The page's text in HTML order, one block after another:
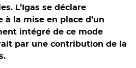
L’Igas se déclare
la mise en place d’un
intégré de ce mode
par une contribution de la